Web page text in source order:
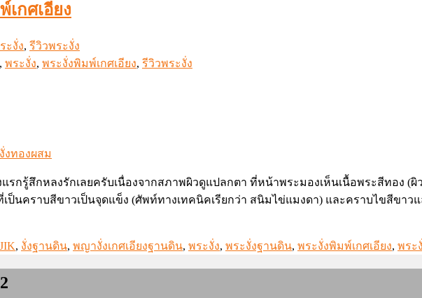
เกศเอียง
ะงั่ง, รีวิวพระงั่ง
, พระงั่ง, พระงั่งพิมพ์เกศเอียง, รีวิวพระงั่ง
งั่งทองผสม
รกรู้สึกหลงรักเลยครับเนื่องจากสภาพผิวดูแปลกตา ที่หน้าพระมองเห็นเนื้อพระสีทอง
นคราบสีขาวเป็นจุดแข็ง (ศัพท์ทางเทคนิคเรียกว่า สนิมไข่แมงดา) และคราบไขสีขา
, งั่งฐานดิน, พญางั่งเกศเอียงฐานดิน, พระงั่ง, พระงั่งฐานดิน, พระงั่งพิมพ์เกศเอียง, พระ